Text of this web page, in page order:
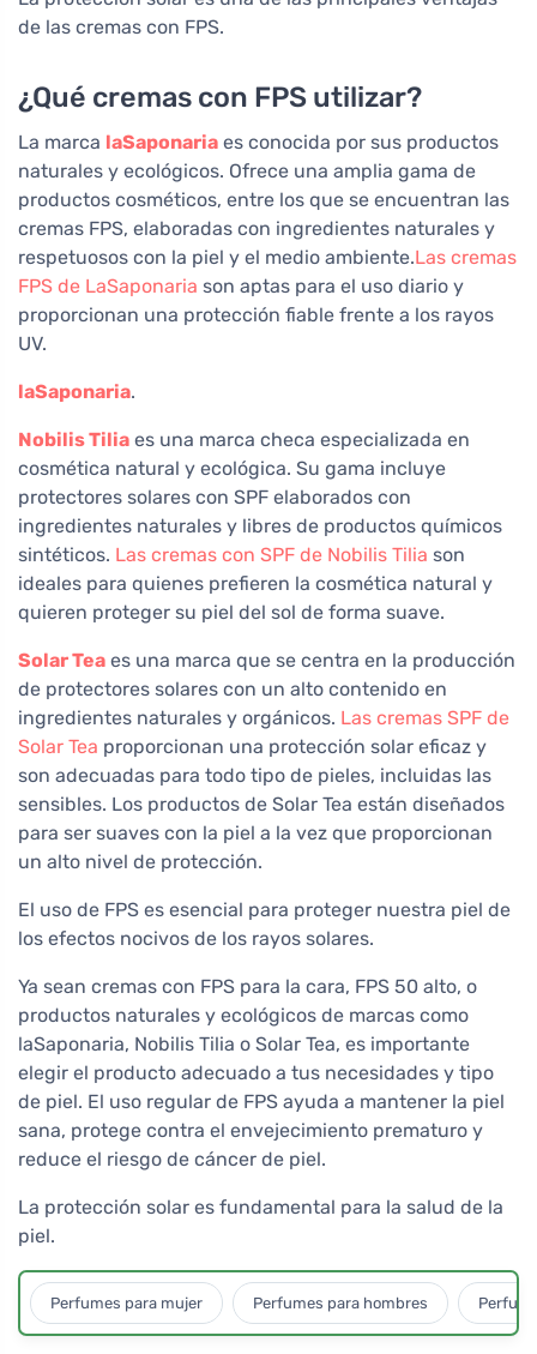
de las cremas con FPS.
¿Qué cremas con FPS utilizar?
La marca laSaponaria es conocida por sus productos
naturales y ecológicos. Ofrece una amplia gama de
productos cosméticos, entre los que se encuentran las
cremas FPS, elaboradas con ingredientes naturales y
respetuosos con la piel y el medio ambiente.Las cremas
FPS de LaSaponaria son aptas para el uso diario y
proporcionan una protección fiable frente a los rayos
UV.
laSaponaria.
Nobilis Tilia es una marca checa especializada en
cosmética natural y ecológica. Su gama incluye
protectores solares con SPF elaborados con
ingredientes naturales y libres de productos químicos
sintéticos. Las cremas con SPF de Nobilis Tilia son
ideales para quienes prefieren la cosmética natural y
quieren proteger su piel del sol de forma suave.
Solar Tea es una marca que se centra en la producción
de protectores solares con un alto contenido en
ingredientes naturales y orgánicos. Las cremas SPF de
Solar Tea proporcionan una protección solar eficaz y
son adecuadas para todo tipo de pieles, incluidas las
sensibles. Los productos de Solar Tea están diseñados
para ser suaves con la piel a la vez que proporcionan
un alto nivel de protección.
El uso de FPS es esencial para proteger nuestra piel de
los efectos nocivos de los rayos solares.
Ya sean cremas con FPS para la cara, FPS 50 alto, o
productos naturales y ecológicos de marcas como
laSaponaria, Nobilis Tilia o Solar Tea, es importante
elegir el producto adecuado a tus necesidades y tipo
de piel. El uso regular de FPS ayuda a mantener la piel
sana, protege contra el envejecimiento prematuro y
reduce el riesgo de cáncer de piel.
La protección solar es fundamental para la salud de la
piel.
Perfumes para mujer Perfumes para hombres